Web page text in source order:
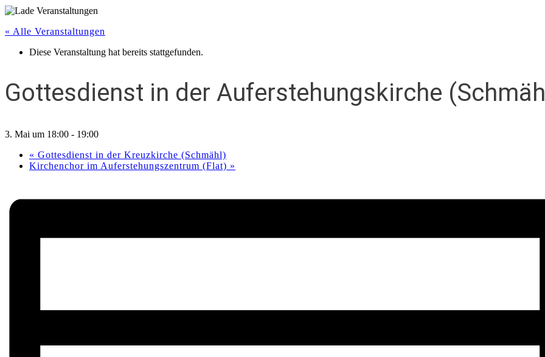
« Alle Veranstaltungen
Diese Veranstaltung hat bereits stattgefunden.
Gottesdienst in der Auferstehungskirche
3. Mai um 18:00 - 19:00
« Gottesdienst in der Kreuzkirche (Schmähl)
Kirchenchor im Auferstehungszentrum (Flat) »